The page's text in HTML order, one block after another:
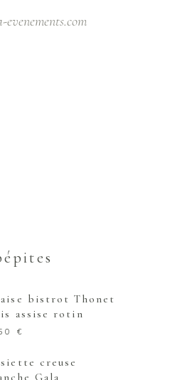
bistrot Thonet
assise rotin
€
creuse
Gala